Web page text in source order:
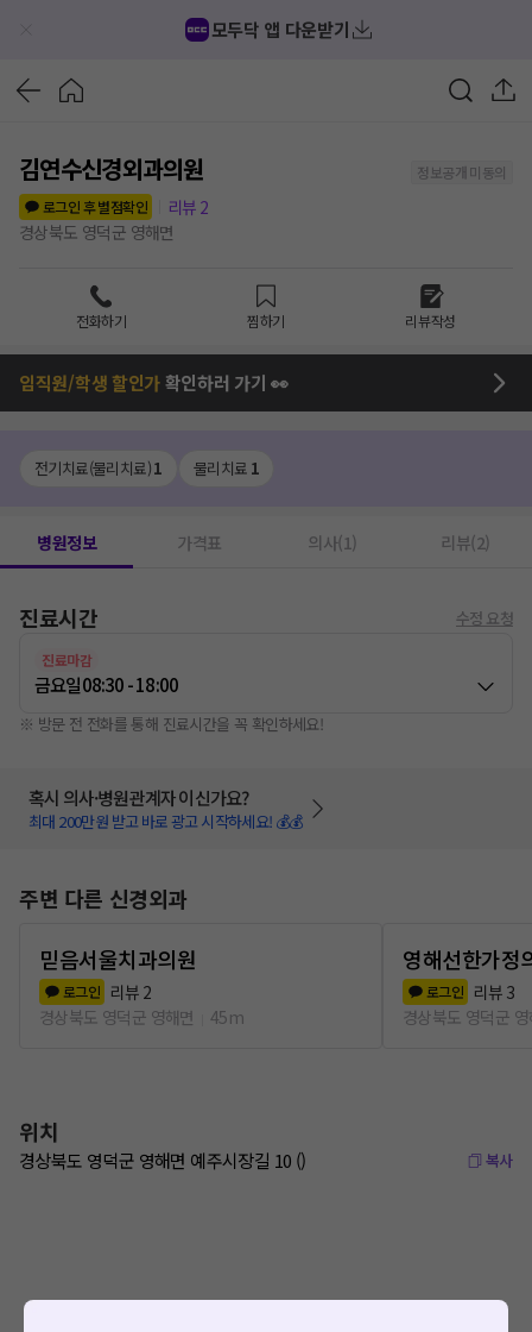
모두닥 앱 다운받기
김연수신경외과의원
정보공개 미동의
로그인 후 별점확인
리뷰 2
경상북도 영덕군 영해면
전화하기 찜하기 리뷰작성
임직원/학생 할인가확인하러 가기 👀
전기치료(물리치료)1 물리치료 1
병원정보 가격표 의사(1) 리뷰(2)
진료시간 수정 요청
진료마감
금요일08:30 - 18:00
※ 방문 전 전화를 통해 진료시간을 꼭 확인하세요!
혹시 의사·병원관계자 이신가요?
최대 200만원 받고 바로 광고 시작하세요! 💰💰
주변 다른 신경외과
믿음서울치과의원
로그인 리뷰 2
경상북도 영덕군 영해면
45m
영해선한가정
로그인 리뷰 3
경상북도 영덕군
위치
경상북도 영덕군 영해면 예주시장길 10 () 복사